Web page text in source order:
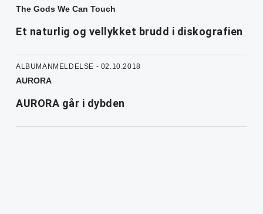
The Gods We Can Touch
Et naturlig og vellykket brudd i diskografien
ALBUMANMELDELSE - 02.10.2018
AURORA
AURORA går i dybden